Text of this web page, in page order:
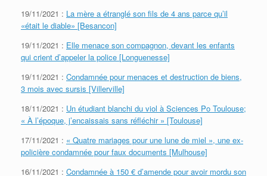
19/11/2021 : La mère a étranglé son fils de 4 ans parce qu’il
«était le diable» [Besancon]
19/11/2021 : Elle menace son compagnon, devant les enfants
qui crient d’appeler la police [Longuenesse]
19/11/2021 : Condamnée pour menaces et destruction de biens,
3 mois avec sursis [Villerville]
18/11/2021 : Un étudiant blanchi du viol à Sciences Po Toulouse;
« À l’époque, j’encaissais sans réfléchir » [Toulouse]
17/11/2021 : « Quatre mariages pour une lune de miel », une ex-
policière condamnée pour faux documents [Mulhouse]
16/11/2021 : Condamnée à 150 € d’amende pour avoir mordu son